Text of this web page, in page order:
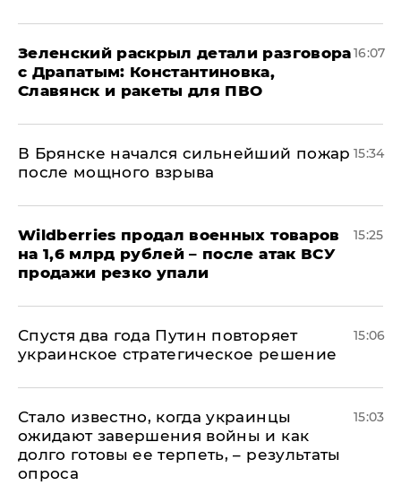
​Зеленский раскрыл детали разговора
с Драпатым: Константиновка,
Славянск и ракеты для ПВО
16:07
В Брянске начался сильнейший пожар
после мощного взрыва
15:34
​Wildberries продал военных товаров
на 1,6 млрд рублей – после атак ВСУ
продажи резко упали
15:25
Спустя два года Путин повторяет
украинское стратегическое решение
15:06
Стало известно, когда украинцы
ожидают завершения войны и как
долго готовы ее терпеть, – результаты
опроса
15:03